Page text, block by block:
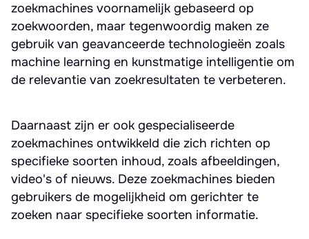
zoekmachines voornamelijk gebaseerd op
zoekwoorden, maar tegenwoordig maken ze
gebruik van geavanceerde technologieën zoals
machine learning en kunstmatige intelligentie om
de relevantie van zoekresultaten te verbeteren.
Daarnaast zijn er ook gespecialiseerde
zoekmachines ontwikkeld die zich richten op
specifieke soorten inhoud, zoals afbeeldingen,
video's of nieuws. Deze zoekmachines bieden
gebruikers de mogelijkheid om gerichter te
zoeken naar specifieke soorten informatie.